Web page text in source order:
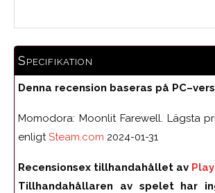
Specifikation
Denna recension baseras på
Momodora: Moonlit Farewell. Lägsta
enligtSteam.com 2024-01-31
Recensionsex tillhandahållet av
Tillhandahållaren av spelet har